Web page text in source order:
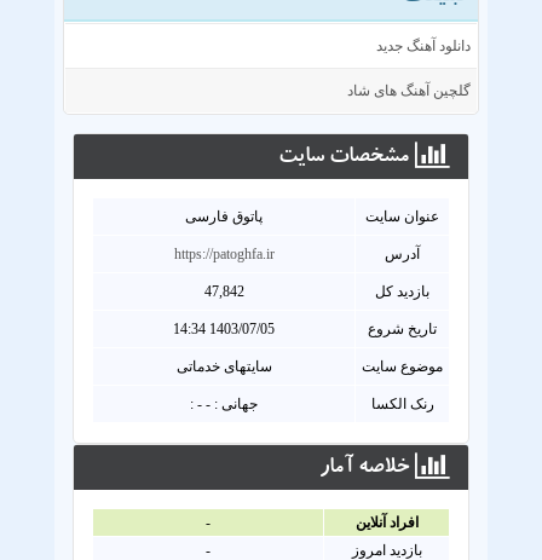
دانلود آهنگ جدید
گلچین آهنگ های شاد
مشخصات سايت
عنوان سايت پاتوق فارسی
آدرس https://patoghfa.ir
بازدید کل 47,842
تاریخ شروع 1403/07/05 14:34
موضوع سایت سایتهای خدماتی
رنک الکسا جهانی : - - :
خلاصه آمار
افراد آنلاين
-
بازدید امروز
-